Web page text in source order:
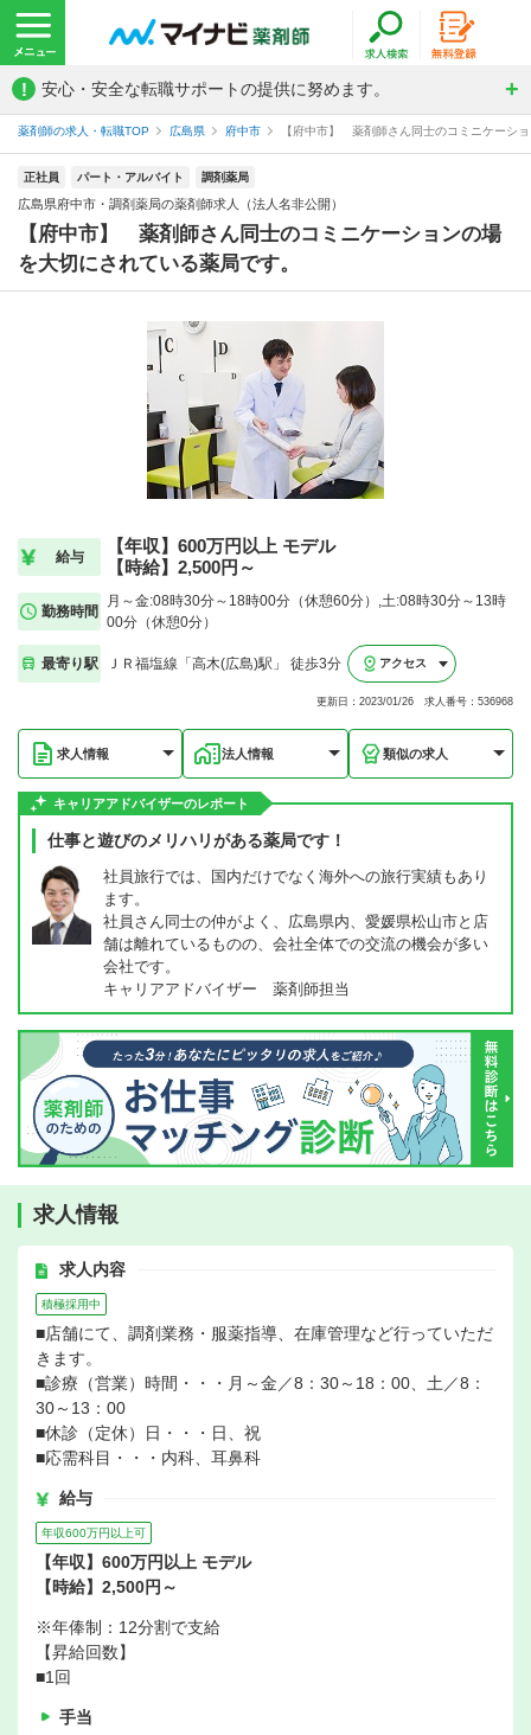
! 安心・安全な転職サポートの提供に努めます。
薬剤師の求人・転職TOP 広島県 府中市 【府中市】 薬剤師さん同士のコミニケーシ
正社員 パート・アルバイト 調剤薬局
広島県府中市・調剤薬局の薬剤師求人（法人名非公開）
【府中市】 薬剤師さん同士のコミニケーションの場
を大切にされている薬局です。
給与
【年収】600万円以上 モデル
【時給】2,500円～
勤務時間
月～金:08時30分～18時00分（休憩60分）,土:08時30分～13時
00分（休憩0分）
最寄り駅 ＪＲ福塩線「高木(広島)駅」 徒歩3分 アクセス
更新日：2023/01/26 求人番号：536968
求人情報 法人情報 類似の求人
キャリアアドバイザーのレポート
仕事と遊びのメリハリがある薬局です！
社員旅行では、国内だけでなく海外への旅行実績もあり
ます。
社員さん同士の仲がよく、広島県内、愛媛県松山市と店
舗は離れているものの、会社全体での交流の機会が多い
会社です。
キャリアアドバイザー 薬剤師担当
求人情報
求人内容
積極採用中
■店舗にて、調剤業務・服薬指導、在庫管理など行っていただ
きます。
■診療（営業）時間・・・月～金／8：30～18：00、土／8：
30～13：00
■休診（定休）日・・・日、祝
■応需科目・・・内科、耳鼻科
給与
年収600万円以上可
【年収】600万円以上 モデル
【時給】2,500円～
※年俸制：12分割で支給
【昇給回数】
■1回
手当